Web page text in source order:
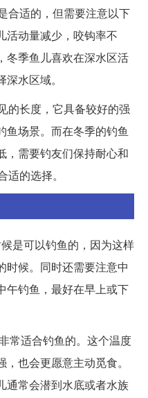
合适的，但需要注意以下
活动量减少，咬钩率不
冬季鱼儿喜欢在深水区活
水区域。
的长度，它具备较好的强
鱼场景。而在冬季的钓鱼
，需要钓友们保持耐心和
的选择。
是可以钓鱼的，因为这样
时候。同时还需要注意中
午钓鱼，最好在早上或下
常适合钓鱼的。这个温度
也会更愿意主动觅食。
通常会潜到水底或者水族